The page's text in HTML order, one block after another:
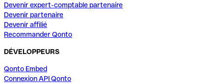
Devenir expert-comptable partenaire
Devenir partenaire
Devenir affilié
Recommander Qonto
DÉVELOPPEURS
Qonto Embed
Connexion API Qonto